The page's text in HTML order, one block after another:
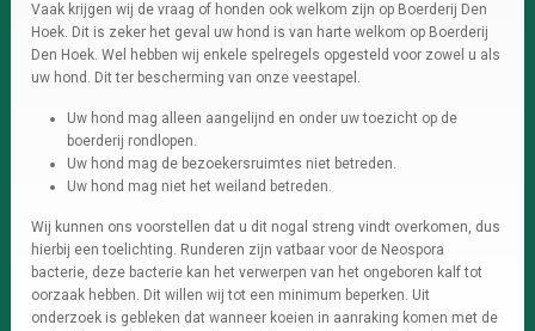
Vaak krijgen wij de vraag of honden ook welkom zijn op Boerderij Den
Hoek. Dit is zeker het geval uw hond is van harte welkom op Boerderij
Den Hoek. Wel hebben wij enkele spelregels opgesteld voor zowel u als
uw hond. Dit ter bescherming van onze veestapel.
Uw hond mag alleen aangelijnd en onder uw toezicht op de
boerderij rondlopen.
Uw hond mag de bezoekersruimtes niet betreden.
Uw hond mag niet het weiland betreden.
Wij kunnen ons voorstellen dat u dit nogal streng vindt overkomen, dus
hierbij een toelichting. Runderen zijn vatbaar voor de Neospora
bacterie, deze bacterie kan het verwerpen van het ongeboren kalf tot
oorzaak hebben. Dit willen wij tot een minimum beperken. Uit
onderzoek is gebleken dat wanneer koeien in aanraking komen met de